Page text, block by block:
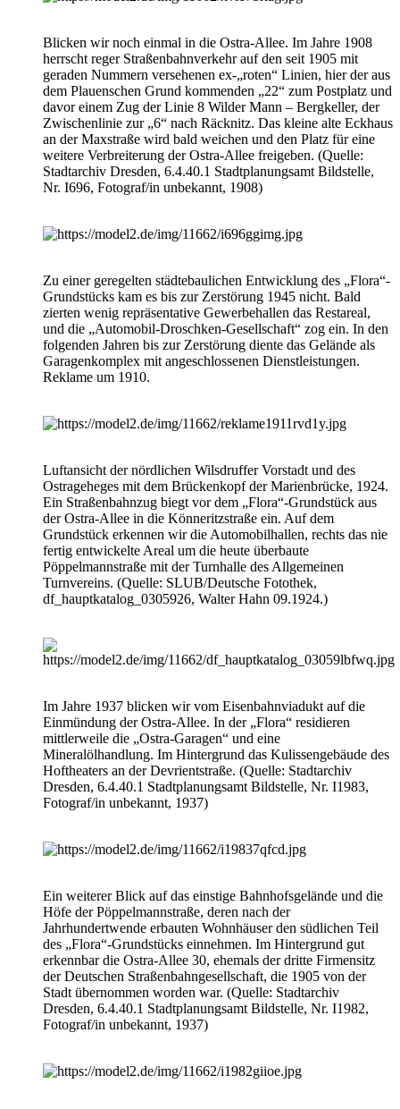
Blicken wir noch einmal in die Ostra-Allee. Im Jahre 1908
herrscht reger Straßenbahnverkehr auf den seit 1905 mit
geraden Nummern versehenen ex-„roten“ Linien, hier der aus
dem Plauenschen Grund kommenden „22“ zum Postplatz und
davor einem Zug der Linie 8 Wilder Mann – Bergkeller, der
Zwischenlinie zur „6“ nach Räcknitz. Das kleine alte Eckhaus
an der Maxstraße wird bald weichen und den Platz für eine
weitere Verbreiterung der Ostra-Allee freigeben. (Quelle:
Stadtarchiv Dresden, 6.4.40.1 Stadtplanungsamt Bildstelle,
Nr. I696, Fotograf/in unbekannt, 1908)
Zu einer geregelten städtebaulichen Entwicklung des „Flora“-
Grundstücks kam es bis zur Zerstörung 1945 nicht. Bald
zierten wenig repräsentative Gewerbehallen das Restareal,
und die „Automobil-Droschken-Gesellschaft“ zog ein. In den
folgenden Jahren bis zur Zerstörung diente das Gelände als
Garagenkomplex mit angeschlossenen Dienstleistungen.
Reklame um 1910.
Luftansicht der nördlichen Wilsdruffer Vorstadt und des
Ostrageheges mit dem Brückenkopf der Marienbrücke, 1924.
Ein Straßenbahnzug biegt vor dem „Flora“-Grundstück aus
der Ostra-Allee in die Könneritzstraße ein. Auf dem
Grundstück erkennen wir die Automobilhallen, rechts das nie
fertig entwickelte Areal um die heute überbaute
Pöppelmannstraße mit der Turnhalle des Allgemeinen
Turnvereins. (Quelle: SLUB/Deutsche Fotothek,
df_hauptkatalog_0305926, Walter Hahn 09.1924.)
Im Jahre 1937 blicken wir vom Eisenbahnviadukt auf die
Einmündung der Ostra-Allee. In der „Flora“ residieren
mittlerweile die „Ostra-Garagen“ und eine
Mineralölhandlung. Im Hintergrund das Kulissengebäude des
Hoftheaters an der Devrientstraße. (Quelle: Stadtarchiv
Dresden, 6.4.40.1 Stadtplanungsamt Bildstelle, Nr. I1983,
Fotograf/in unbekannt, 1937)
Ein weiterer Blick auf das einstige Bahnhofsgelände und die
Höfe der Pöppelmannstraße, deren nach der
Jahrhundertwende erbauten Wohnhäuser den südlichen Teil
des „Flora“-Grundstücks einnehmen. Im Hintergrund gut
erkennbar die Ostra-Allee 30, ehemals der dritte Firmensitz
der Deutschen Straßenbahngesellschaft, die 1905 von der
Stadt übernommen worden war. (Quelle: Stadtarchiv
Dresden, 6.4.40.1 Stadtplanungsamt Bildstelle, Nr. I1982,
Fotograf/in unbekannt, 1937)